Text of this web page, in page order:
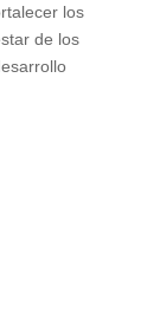
los
de los